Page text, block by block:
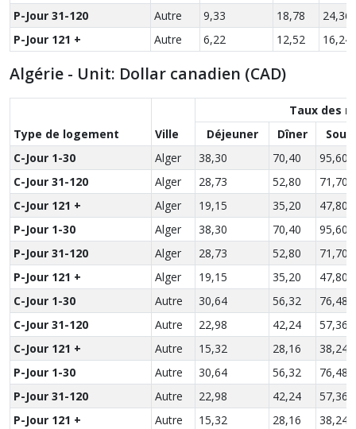
P-Jour 31-120
Autre 9,33 18,78
24,36
P-Jour 121 +
Autre 6,22 12,52 16,24
Algérie - Unit: Dollar canadien (CAD)
Type de logement Ville
Taux des
Déjeuner
Dîner
C-Jour 1-30
Alger 38,30 70,40
95,60
C-Jour 31-120
Alger 28,73 52,80
71,70
C-Jour 121 +
Alger 19,15 35,20
47,80
P-Jour 1-30
Alger 38,30 70,40
95,60
P-Jour 31-120
Alger 28,73 52,80
71,70
P-Jour 121 +
Alger 19,15 35,20
47,80
C-Jour 1-30
Autre 30,64 56,32
76,48
C-Jour 31-120
Autre 22,98 42,24
57,36
C-Jour 121 +
Autre 15,32 28,16
38,24
P-Jour 1-30
Autre 30,64 56,32
76,48
P-Jour 31-120
Autre 22,98 42,24
57,36
P-Jour 121 +
Autre 15,32 28,16 38,24